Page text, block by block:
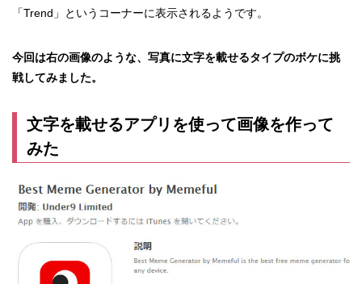
「Trend」というコーナーに表示されるようです。
今回は右の画像のような、写真に文字を載せるタイプのボケに挑
戦してみました。
文字を載せるアプリを使って画像を作って
みた